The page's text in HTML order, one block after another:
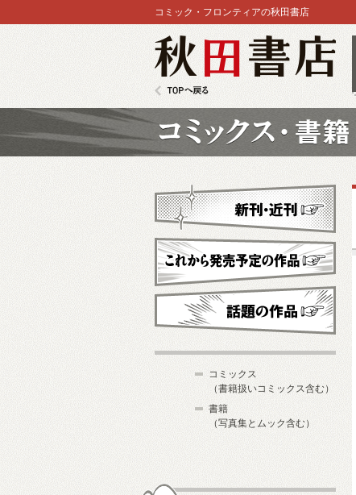
コミック・フロンティアの秋田書店
新刊・近刊
これから発売予定
コミックス
（書籍扱いコミックス含む）
書籍
（写真集とムック含む）